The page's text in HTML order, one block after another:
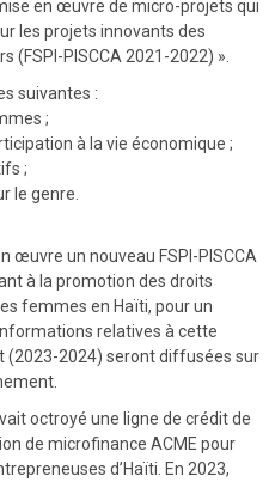
en œuvre de micro-projets qui
les projets innovants des
(FSPI-PISCCA 2021-2022) ».
suivantes :
;
à la vie économique ;
;
le genre.
œuvre un nouveau FSPI-PISCCA
à la promotion des droits
femmes en Haïti, pour un
relatives à cette
(2023-2024) seront diffusées sur
octroyé une ligne de crédit de
de microfinance ACME pour
d’Haïti. En 2023,